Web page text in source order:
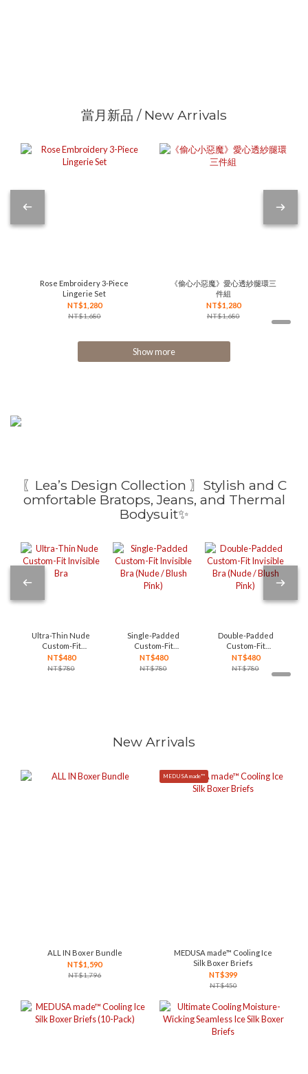
當月新品 / New Arrivals
Rose Embroidery 3-Piece
Lingerie Set
NT$1,280
NT$1,680
《偷心小惡魔》愛心透紗腿環三
件組
NT$1,280
NT$1,680
Show more
〖Lea’s Design Collection 〗Stylish and C
omfortable Bratops, Jeans, and Thermal
Bodysuit✨
Ultra-Thin Nude
Custom-Fit
Invisible Bra
NT$480
NT$780
Single-Padded
Custom-Fit
Invisible Bra
(Nude / Blush
NT$480
NT$780
Double-Padded
Custom-Fit
Invisible Bra
(Nude / Blush
NT$480
NT$780
New Arrivals
ALL IN Boxer Bundle
NT$1,590
NT$1,796
MEDUSA made™
MEDUSA made™ Cooling Ice
Silk Boxer Briefs
NT$399
NT$450